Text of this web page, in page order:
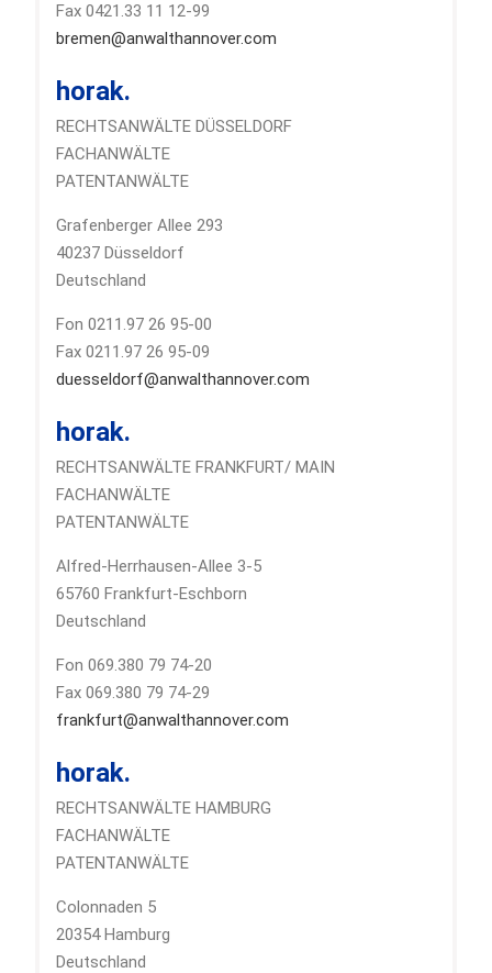
Fax 0421.33 11 12-99
bremen@anwalthannover.com
horak.
RECHTSANWÄLTE DÜSSELDORF
FACHANWÄLTE
PATENTANWÄLTE
Grafenberger Allee 293
40237 Düsseldorf
Deutschland
Fon 0211.97 26 95-00
Fax 0211.97 26 95-09
duesseldorf@anwalthannover.com
horak.
RECHTSANWÄLTE FRANKFURT/ MAIN
FACHANWÄLTE
PATENTANWÄLTE
Alfred-Herrhausen-Allee 3-5
65760 Frankfurt-Eschborn
Deutschland
Fon 069.380 79 74-20
Fax 069.380 79 74-29
frankfurt@anwalthannover.com
horak.
RECHTSANWÄLTE HAMBURG
FACHANWÄLTE
PATENTANWÄLTE
Colonnaden 5
20354 Hamburg
Deutschland